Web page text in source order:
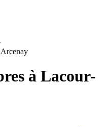
à Lacour-